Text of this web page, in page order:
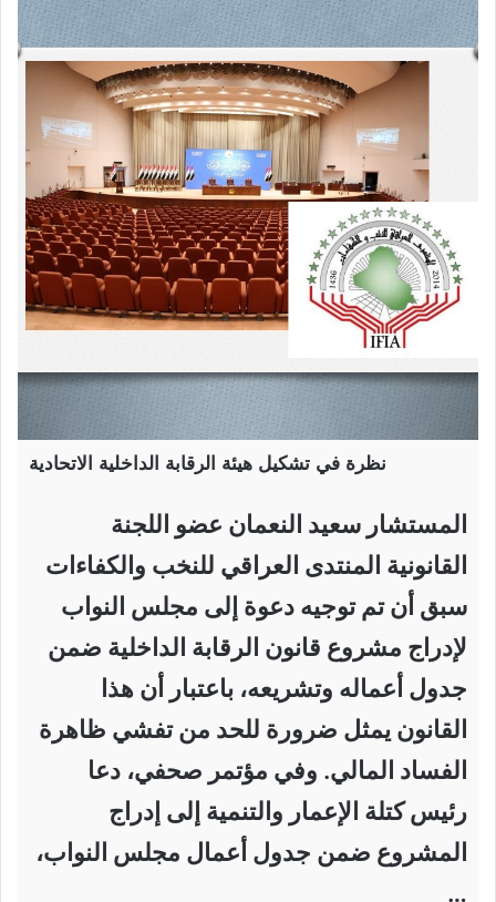
نظرة في تشكيل هيئة الرقابة الداخلية الاتحادية
المستشار سعيد النعمان عضو اللجنة
القانونية المنتدى العراقي للنخب والكفاءات
سبق أن تم توجيه دعوة إلى مجلس النواب
لإدراج مشروع قانون الرقابة الداخلية ضمن
جدول أعماله وتشريعه، باعتبار أن هذا
القانون يمثل ضرورة للحد من تفشي ظاهرة
الفساد المالي. وفي مؤتمر صحفي، دعا
رئيس كتلة الإعمار والتنمية إلى إدراج
المشروع ضمن جدول أعمال مجلس النواب،
…